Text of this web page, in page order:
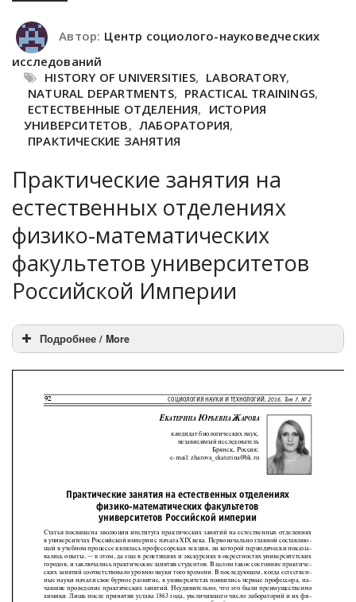
Автор: Центр социолого-науковедческих
исследований
HISTORY OF UNIVERSITIES, LABORATORY,
NATURAL DEPARTMENTS, PRACTICAL TRAININGS,
ЕСТЕСТВЕННЫЕ ОТДЕЛЕНИЯ, ИСТОРИЯ
УНИВЕРСИТЕТОВ, ЛАБОРАТОРИЯ,
ПРАКТИЧЕСКИЕ ЗАНЯТИЯ
Практические занятия на
естественных отделениях
физико-математических
факультетов университетов
Российской Империи
Подробнее / More